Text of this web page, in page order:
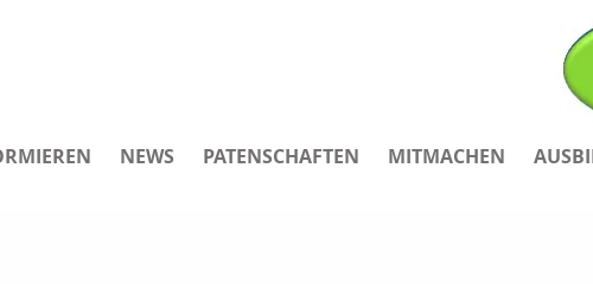
NEWS PATENSCHAFTEN MITMACHEN